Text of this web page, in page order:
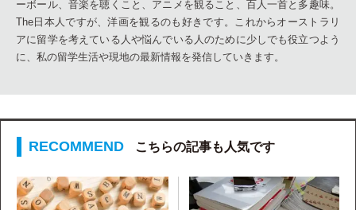
ーボール、音楽を聴くこと、アニメを観ること、百人一首と多趣味。
The日本人ですが、洋画を観るのも好きです。これからオーストラリ
アに留学を考えている人や悩んでいる人のために少しでも役立つよう
に、私の留学生活や現地の最新情報を発信していきます。
こちらの記事も人気です